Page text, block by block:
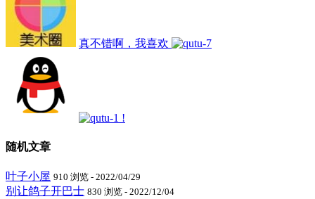
真不错啊，我喜欢
!
随机文章
叶子小屋 910 浏览 - 2022/04/29
别让鸽子开巴士 830 浏览 - 2022/12/04